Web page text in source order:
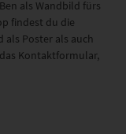
als Wandbild fürs
findest du die
Poster als auch
Kontaktformular,